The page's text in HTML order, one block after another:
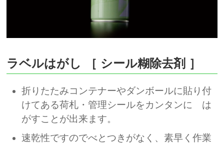
ラベルはがし ［ シール糊除去剤 ］
折りたたみコンテナーやダンボールに貼り付
けてある荷札・管理シールをカンタンに は
がすことが出来ます。
速乾性ですのでべとつきがなく、素早く作業